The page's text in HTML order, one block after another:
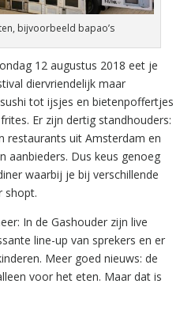
bijvoorbeeld bapao’s
12 augustus 2018 eet je
diervriendelijk maar
tot ijsjes en bietenpoffertjes
Er zijn dertig standhouders:
restaurants uit Amsterdam en
aanbieders. Dus keus genoeg
waarbij je bij verschillende
shopt.
In de Gashouder zijn live
line-up van sprekers en er
Meer goed nieuws: de
voor het eten. Maar dat is